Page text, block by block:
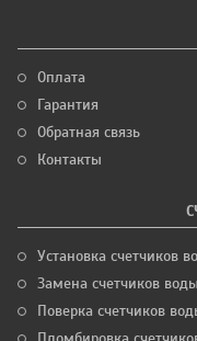
Оплата
Гарантия
Обратная связь
Контакты
Установка счетчиков
Замена счетчиков воды
Поверка счетчиков